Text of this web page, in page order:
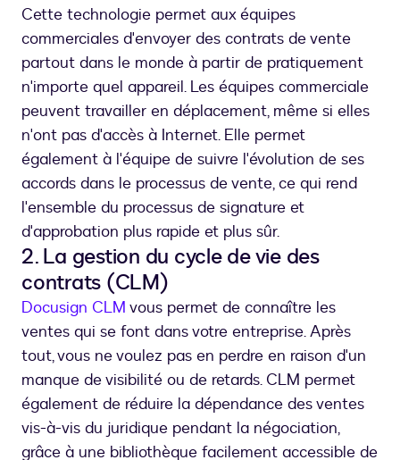
Cette technologie permet aux équipes
commerciales d'envoyer des contrats de vente
partout dans le monde à partir de pratiquement
n'importe quel appareil. Les équipes commerciale
peuvent travailler en déplacement, même si elles
n'ont pas d'accès à Internet. Elle permet
également à l'équipe de suivre l'évolution de ses
accords dans le processus de vente, ce qui rend
l'ensemble du processus de signature et
d'approbation plus rapide et plus sûr.
2. La gestion du cycle de vie des
contrats (CLM)
Docusign CLM vous permet de connaître les
ventes qui se font dans votre entreprise. Après
tout, vous ne voulez pas en perdre en raison d'un
manque de visibilité ou de retards. CLM permet
également de réduire la dépendance des ventes
vis-à-vis du juridique pendant la négociation,
grâce à une bibliothèque facilement accessible de